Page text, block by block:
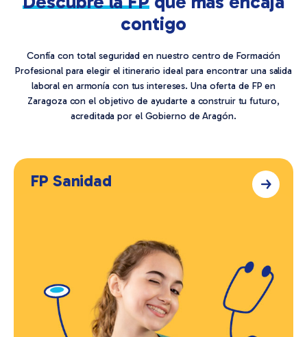
contigo
Confía con total seguridad en nuestro centro de Formación
Profesional para elegir el itinerario ideal para encontrar una salida
laboral en armonía con tus intereses. Una oferta de FP en
Zaragoza con el objetivo de ayudarte a construir tu futuro,
acreditada por el Gobierno de Aragón.
FP Sanidad